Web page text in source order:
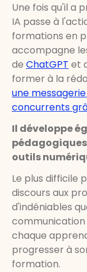
Une fois qu'il a
IA passe à
formations en
accompagne
de ChatGPT et
former à la
une messagerie
concurrents
Il développe
outils
Le plus difficile
discours aux
d'indéniables
chaque
progresser à
formation.